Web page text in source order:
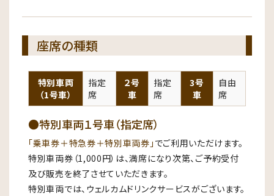
座席の種類
特別車両
（1号車）
指定
席
２号
車
指定
席
3号
車
自由
席
●特別車両１号車（指定席）
「乗車券＋特急券＋特別車両券」 でご利用いただけます。
特別車両券（1,000円）は、満席になり次第、ご予約受付
及び販売を終了させていただきます。
特別車両では、ウェルカムドリンクサービスがございます。